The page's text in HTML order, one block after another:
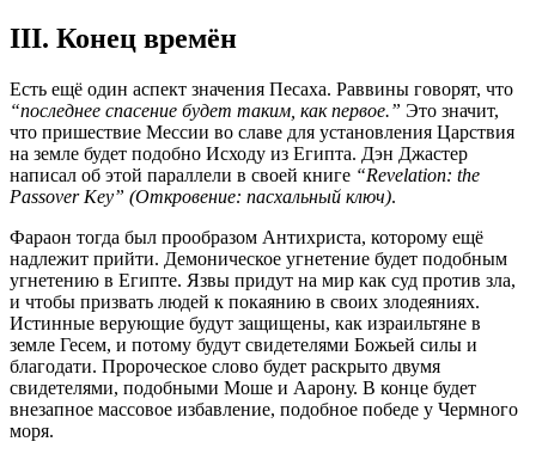
III. Конец времён
Есть ещё один аспект значения Песаха. Раввины говорят, что
“последнее спасение будет таким, как первое.” Это значит,
что пришествие Мессии во славе для установления Царствия
на земле будет подобно Исходу из Египта. Дэн Джастер
написал об этой параллели в своей книге “Revelation: the
Passover Key” (Откровение: пасхальный ключ).
Фараон тогда был прообразом Антихриста, которому ещё
надлежит прийти. Демоническое угнетение будет подобным
угнетению в Египте. Язвы придут на мир как суд против зла,
и чтобы призвать людей к покаянию в своих злодеяниях.
Истинные верующие будут защищены, как израильтяне в
земле Гесем, и потому будут свидетелями Божьей силы и
благодати. Пророческое слово будет раскрыто двумя
свидетелями, подобными Моше и Аарону. В конце будет
внезапное массовое избавление, подобное победе у Чермного
моря.